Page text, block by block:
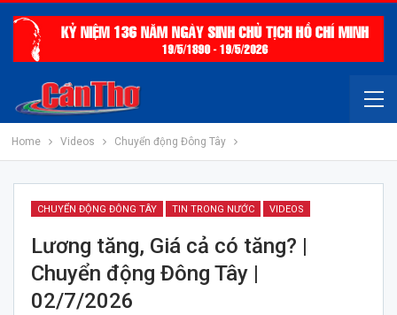
Home Videos Chuyển động Đông Tây
CHUYỂN ĐỘNG ĐÔNG TÂY TIN TRONG NƯỚC VIDEOS
Lương tăng, Giá cả có tăng? |
Chuyển động Đông Tây |
02/7/2026